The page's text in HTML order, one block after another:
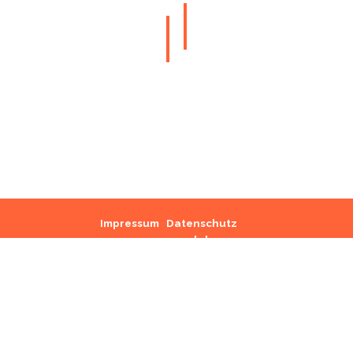
Impressum Datenschutz
Intern